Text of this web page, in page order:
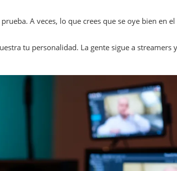
A veces, lo que crees que se oye bien en
tu personalidad. La gente sigue a streamers